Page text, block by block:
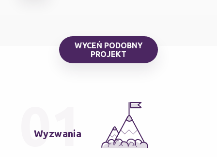
WYCEŃ PODOBNY
PROJEKT
01
Wyzwania